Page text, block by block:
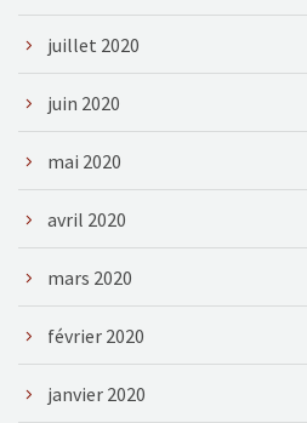
juillet 2020
juin 2020
mai 2020
avril 2020
mars 2020
février 2020
janvier 2020